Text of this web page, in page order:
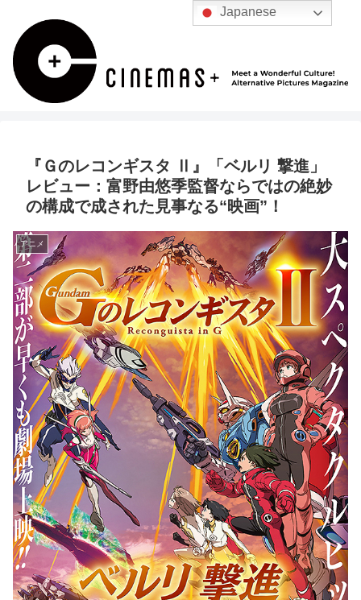
『Ｇのレコンギスタ Ⅱ』「ベルリ 撃進」
レビュー：富野由悠季監督ならではの絶妙
の構成で成された見事なる“映画”！
アニメ
Japanese